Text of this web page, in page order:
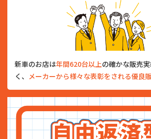
新車のお店は年間620台以上の確かな販売
く、 メーカーから様々な表彰をされる優良